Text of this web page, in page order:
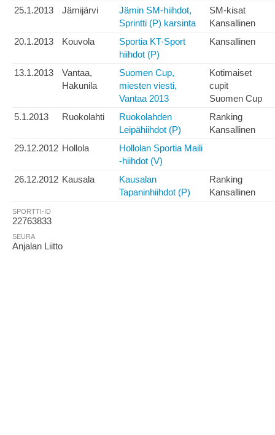
25.1.2013
Jämijärvi
Jämin SM-hiihdot,
Sprintti (P) karsinta
SM-kisat
Kansallinen
20.1.2013
Kouvola
Sportia KT-Sport
hiihdot (P)
Kansallinen
13.1.2013
Vantaa,
Hakunila
Suomen Cup,
miesten viesti,
Vantaa 2013
Kotimaiset
cupit
Suomen Cup
5.1.2013
Ruokolahti
Ruokolahden
Leipähiihdot (P)
Ranking
Kansallinen
29.12.2012 Hollola
Hollolan Sportia Maili
-hiihdot (V)
26.12.2012 Kausala
Kausalan
Tapaninhiihdot (P)
Ranking
Kansallinen
SPORTTI-ID
22763833
SEURA
Anjalan Liitto